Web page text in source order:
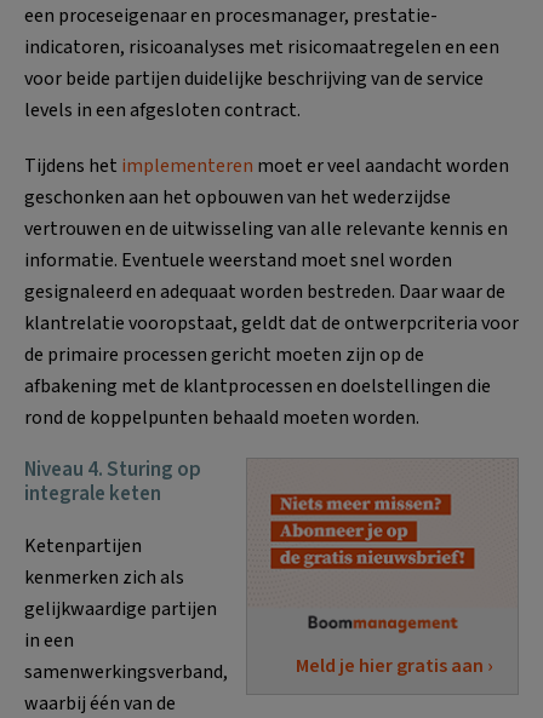
een proceseigenaar en procesmanager, prestatie-
indicatoren, risicoanalyses met risicomaatregelen en een
voor beide partijen duidelijke beschrijving van de service
levels in een afgesloten contract.
Tijdens het implementeren moet er veel aandacht worden
geschonken aan het opbouwen van het wederzijdse
vertrouwen en de uitwisseling van alle relevante kennis en
informatie. Eventuele weerstand moet snel worden
gesignaleerd en adequaat worden bestreden. Daar waar de
klantrelatie vooropstaat, geldt dat de ontwerpcriteria voor
de primaire processen gericht moeten zijn op de
afbakening met de klantprocessen en doelstellingen die
rond de koppelpunten behaald moeten worden.
Meld je hier gratis aan ›
Niveau 4. Sturing op
integrale keten
Ketenpartijen
kenmerken zich als
gelijkwaardige partijen
in een
samenwerkingsverband,
waarbij één van de